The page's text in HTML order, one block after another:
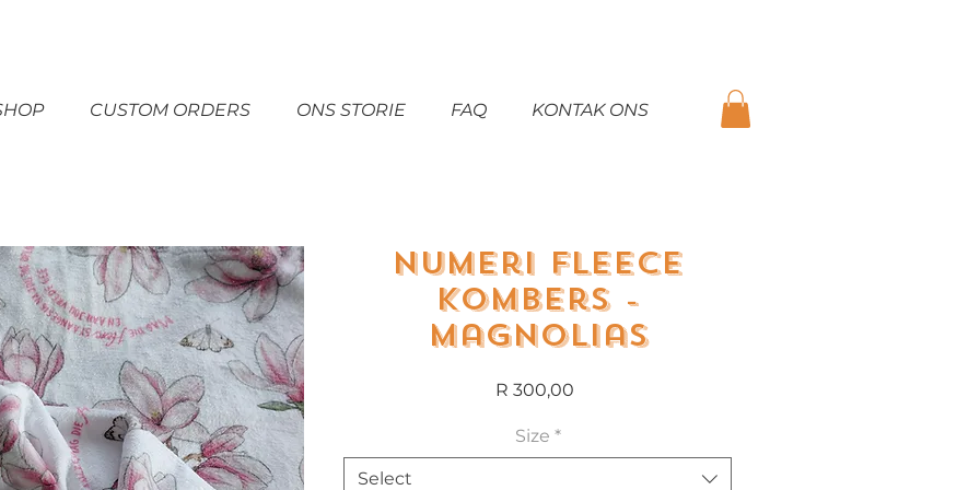
CUSTOM ORDERS ONS STORIE FAQ KONTAK ONS
Numeri Fleece
Kombers -
Magnolias
R 300,00
Size *
Select